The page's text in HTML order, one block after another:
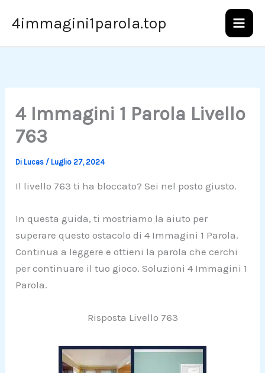
4immagini1parola.top
4 Immagini 1 Parola Livello
763
DiLucas /Luglio 27, 2024
Il livello 763 ti ha bloccato? Sei nel posto giusto.
In questa guida, ti mostriamo la aiuto per
superare questo ostacolo di 4 Immagini 1 Parola.
Continua a leggere e ottieni la parola che cerchi
per continuare il tuo gioco. Soluzioni 4 Immagini 1
Parola.
Risposta Livello 763